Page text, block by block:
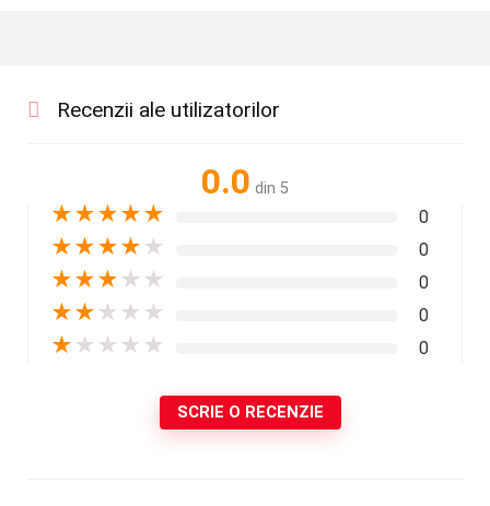
Recenzii ale utilizatorilor
0.0 din 5
★★★★★ 0
★★★★ ★ 0
★★★ ★ ★ 0
★★ ★ ★ ★ 0
★ ★ ★ ★ ★ 0
SCRIE O RECENZIE